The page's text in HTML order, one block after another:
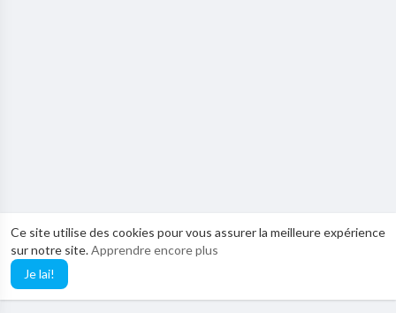
Ce site utilise des cookies pour vous assurer la meilleure expérience
sur notre site.Apprendre encore plus
Je lai!